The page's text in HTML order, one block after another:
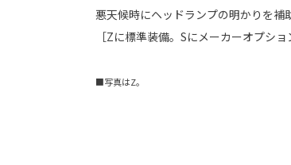
悪天候時にヘッドランプの明かりを補
［Zに標準装備。Sにメーカーオプショ
■写真はZ。